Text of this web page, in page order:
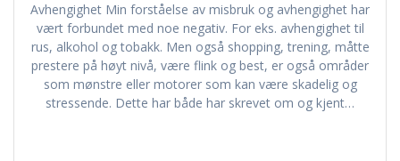
Avhengighet Min forståelse av misbruk og avhengighet har
vært forbundet med noe negativ. For eks. avhengighet til
rus, alkohol og tobakk. Men også shopping, trening, måtte
prestere på høyt nivå, være flink og best, er også områder
som mønstre eller motorer som kan være skadelig og
stressende. Dette har både har skrevet om og kjent…